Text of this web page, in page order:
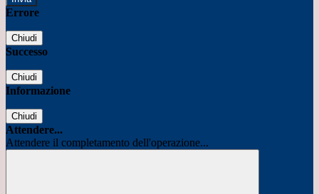
Errore
Chiudi
Successo
Chiudi
Informazione
Chiudi
Attendere...
Attendere il completamento dell'operazione...